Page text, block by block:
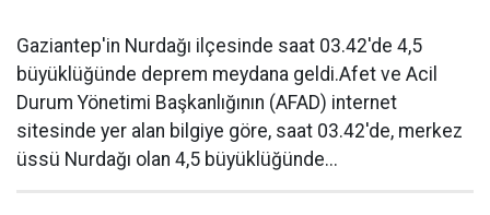
Gaziantep'in Nurdağı ilçesinde saat 03.42'de 4,5
büyüklüğünde deprem meydana geldi.Afet ve Acil
Durum Yönetimi Başkanlığının (AFAD) internet
sitesinde yer alan bilgiye göre, saat 03.42'de, merkez
üssü Nurdağı olan 4,5 büyüklüğünde...